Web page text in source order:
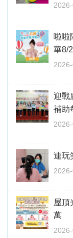
啦啦
華8/
迎戰
補助
連玩
屋
萬